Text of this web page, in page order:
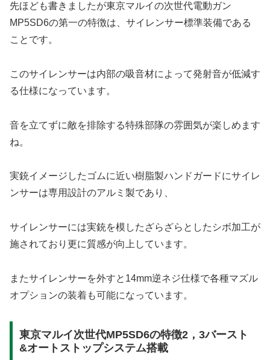
先ほども書きましたが東京マルイの次世代電動ガン
MP5SD6の第一の特徴は、サイレンサー標準装備である
ことです。
このサイレンサーは内部の吸音材によって発射音が低減す
る仕様になっています。
音を立てずに敵を排除する特殊部隊の雰囲気が楽しめます
ね。
実銃イメージしたゴムに近い樹脂製ハンドガードにサイレ
ンサーは専用設計のアルミ製であり、
サイレンサーには実銃を模したざらざらとしたシボ加工が
施されており更に質感が向上しています。
またサイレンサーを外すと14mm逆ネジ仕様で各種マズル
オプションの装着も可能になっています。
東京マルイ次世代MP5SD6の特徴2，3バースト
&オートストップシステム搭載